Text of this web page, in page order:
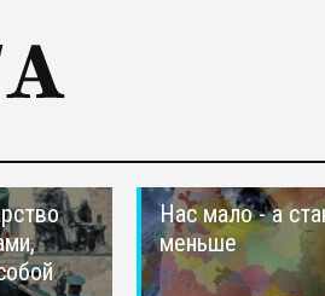
Нас мало - а
меньше